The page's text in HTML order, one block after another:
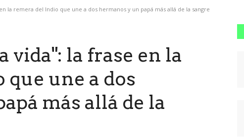
la remera del Indio que une a dos hermanos y un papá más allá de la sangre
vida": la frase en la
une a dos
más allá de la